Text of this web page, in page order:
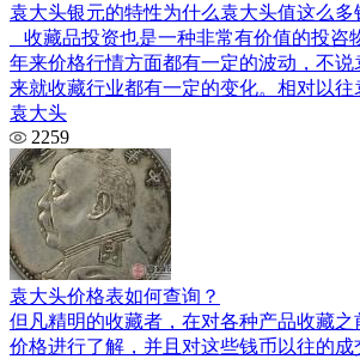
袁大头银元的特性为什么袁大头值这么多
收藏品投资也是一种非常有价值的投咨
年来价格行情方面都有一定的波动，不
来就收藏行业都有一定的变化。相对以往
袁大头
2259
袁大头价格表如何查询？
但凡精明的收藏者，在对各种产品收藏
价格进行了解，并且对这些钱币以往的